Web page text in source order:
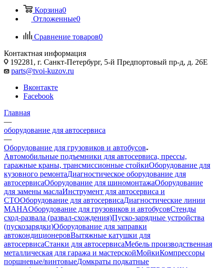
Корзина0
Отложенные0
Сравнение товаров0
Контактная информация
192281, г. Санкт-Петербург, 5-й Предпортовый пр-д, д. 26Е
parts@tvoi-kuzov.ru
Вконтакте
Facebook
Главная
—
оборудование для автосервиса
—
Оборудование для грузовиков и автобусов
Автомобильные подъемники для автосервиса, прессы,
гаражные краны, трансмиссионные стойкиОборудование для
кузовного ремонтаДиагностическое оборудование для
автосервисаОборудование для шиномонтажаОборудование
для замены маслаИнструмент для автосервиса и
СТООборудование для автосервисаДиагностические линии
MAHAОборудование для грузовиков и автобусовСтенды
сход-развала (развал-схождения)Пуско-зарядные устройства
(пускозарядки)Оборудование для заправки
автокондиционеровВытяжные катушки для
автосервисаСтанки для автосервисаМебель производственная
металлическая для гаража и мастерскойМойкиКомпрессоры
поршневые/винтовыеДомкраты подкатные